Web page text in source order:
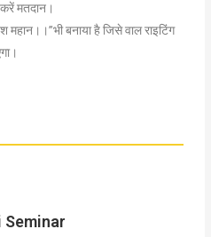
मतदान।
महान।।”भी बनाया है जिसे वाल राइटिंग
Seminar